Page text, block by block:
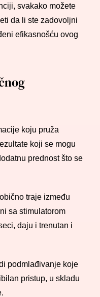
svakako možete
da li ste zadovoljni
efikasnošću ovog
koju pruža
koji se mogu
prednost što se
traje između
sa stimulatorom
daju i trenutan i
podmlađivanje koje
pristup, u skladu